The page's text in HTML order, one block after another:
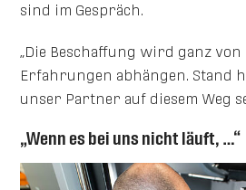
sind im Gespräch.
„Die Beschaffung wird ganz
Erfahrungen abhängen. Stand
unser Partner auf diesem Weg
„Wenn es bei uns nicht läuft, …“